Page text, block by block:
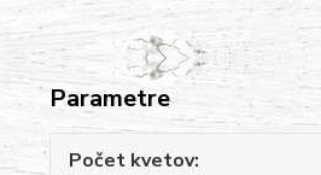
Parametre
Počet kvetov